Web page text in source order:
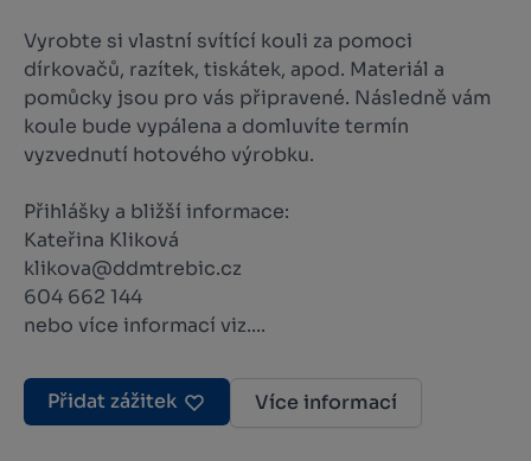
Vyrobte si vlastní svítící kouli za pomoci
dírkovačů, razítek, tiskátek, apod. Materiál a
pomůcky jsou pro vás připravené. Následně vám
koule bude vypálena a domluvíte termín
vyzvednutí hotového výrobku.
Přihlášky a bližší informace:
Kateřina Kliková
klikova@ddmtrebic.cz
604 662 144
nebo více informací viz....
Přidat zážitek Více informací